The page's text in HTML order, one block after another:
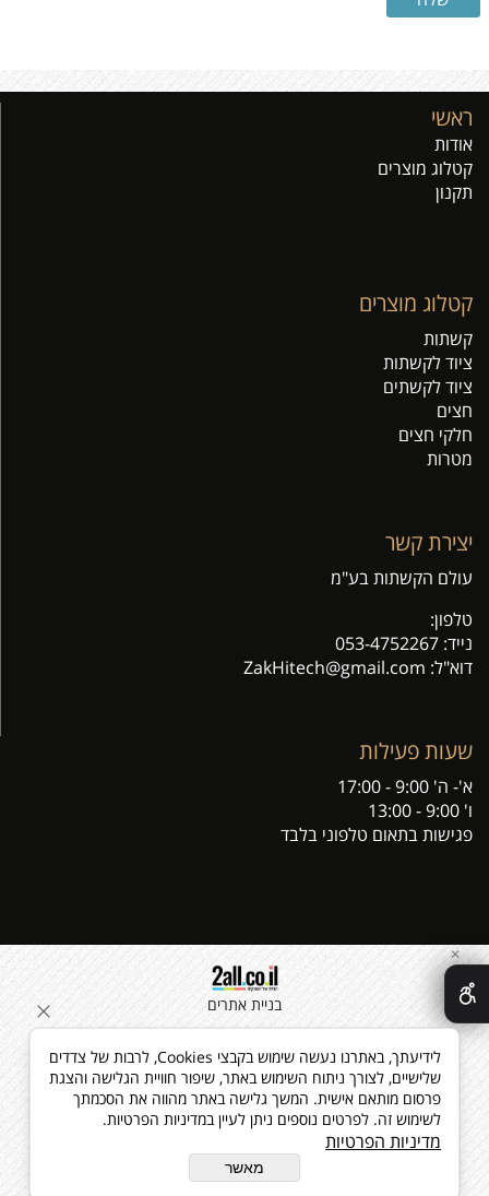
ראשי
אודות
קטלוג מוצרים
תקנון
קטלוג מוצרים
קשתות
ציוד לקשתות
ציוד לקשתים
חצים
חלקי חצים
מטרות
יצירת קשר
עולם הקשתות בע"מ
טלפון:
נייד: 053-4752267
דוא"ל: Z akHitech@gmail.com
שעות פעילות
א'- ה' 9:00 - 17:00
ו' 9:00 - 13:00
פגישות בתאום טלפוני בלבד
בניית אתרים
✕
לידיעתך, באתרנו נעשה שימוש בקבצי Cookies, לרבות של צדדים
שלישיים, לצורך ניתוח השימוש באתר, שיפור חוויית הגלישה והצגת
פרסום מותאם אישית. המשך גלישה באתר מהווה את הסכמתך
לשימוש זה. לפרטים נוספים ניתן לעיין במדיניות הפרטיות.
מדיניות הפרטיות
מאשר